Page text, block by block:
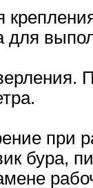
при
бура,